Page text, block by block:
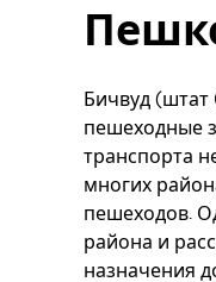
Бичвуд (штат
пешеходные
транспорта
многих
пешеходов.
района и
назначения